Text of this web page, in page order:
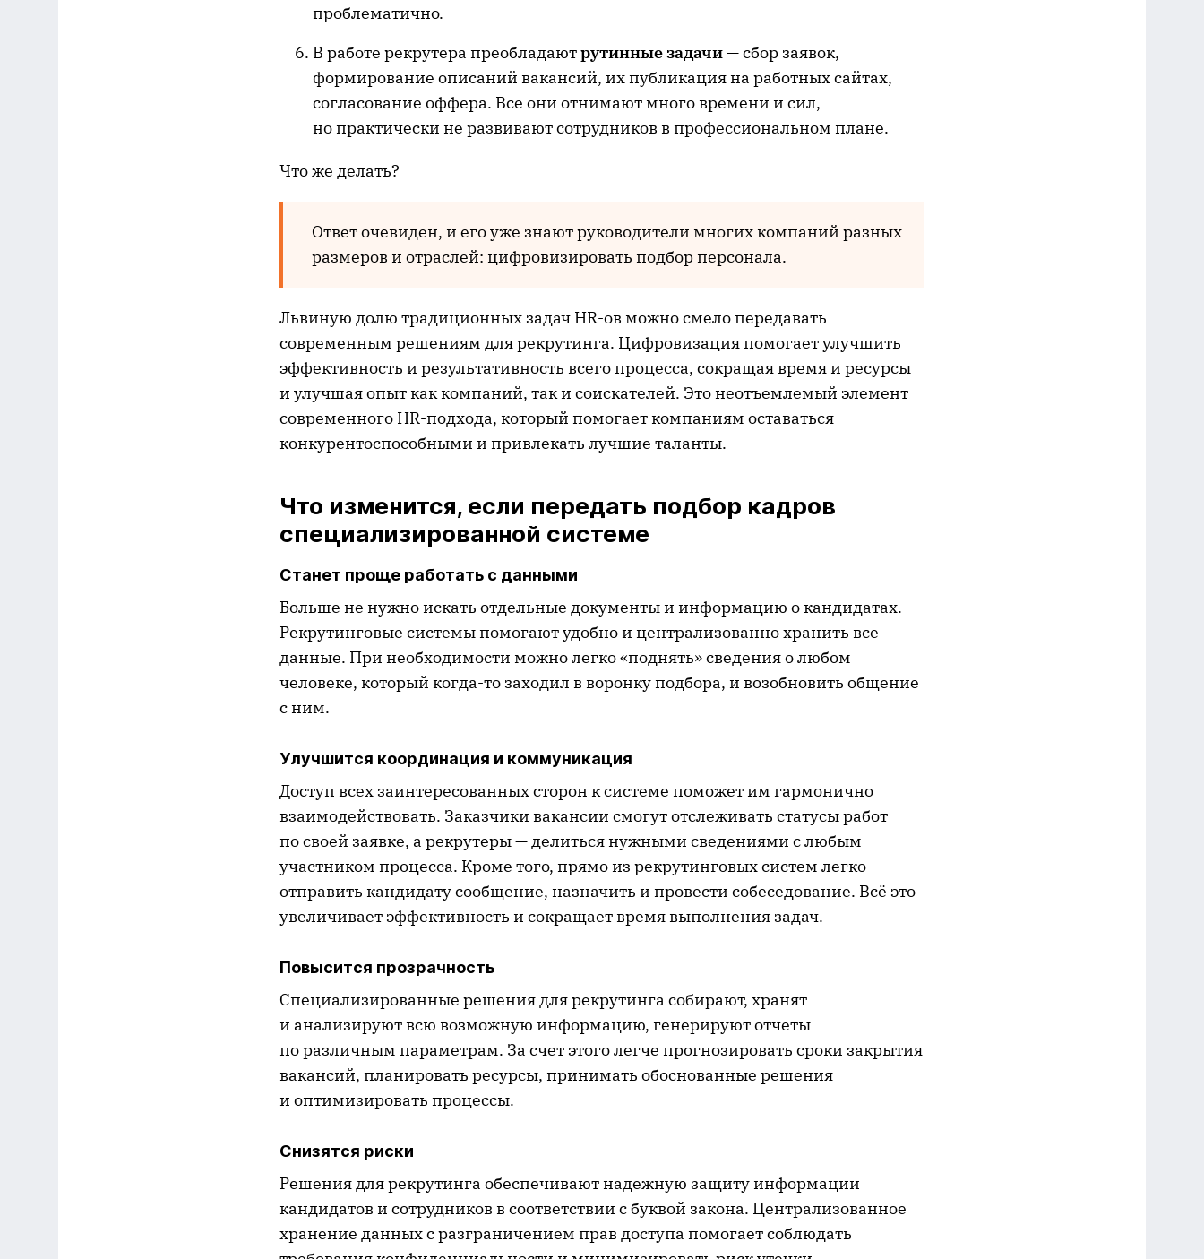
проблематично.
В работе рекрутера преобладаютрутинные задачи— сбор заявок,
формирование описаний вакансий, их публикация на работных сайтах,
согласование оффера. Все они отнимают много времени и сил,
но практически не развивают сотрудников в профессиональном плане.
Что же делать?
Ответ очевиден, и его уже знают руководители многих компаний разных
размеров и отраслей: цифровизировать подбор персонала.
Львиную долю традиционных задач HR-ов можно смело передавать
современным решениям для рекрутинга. Цифровизация помогает улучшить
эффективность и результативность всего процесса, сокращая время и ресурсы
и улучшая опыт как компаний, так и соискателей. Это неотъемлемый элемент
современного HR-подхода, который помогает компаниям оставаться
конкурентоспособными и привлекать лучшие таланты.
Что изменится, если передать подбор кадров
специализированной системе
Станет проще работать с данными
Больше не нужно искать отдельные документы и информацию о кандидатах.
Рекрутинговые системы помогают удобно и централизованно хранить все
данные. При необходимости можно легко «поднять» сведения о любом
человеке, который когда-то заходил в воронку подбора, и возобновить общение
с ним.
Улучшится координация и коммуникация
Доступ всех заинтересованных сторон к системе поможет им гармонично
взаимодействовать. Заказчики вакансии смогут отслеживать статусы работ
по своей заявке, а рекрутеры — делиться нужными сведениями с любым
участником процесса. Кроме того, прямо из рекрутинговых систем легко
отправить кандидату сообщение, назначить и провести собеседование. Всё это
увеличивает эффективность и сокращает время выполнения задач.
Повысится прозрачность
Специализированные решения для рекрутинга собирают, хранят
и анализируют всю возможную информацию, генерируют отчеты
по различным параметрам. За счет этого легче прогнозировать сроки закрытия
вакансий, планировать ресурсы, принимать обоснованные решения
и оптимизировать процессы.
Снизятся риски
Решения для рекрутинга обеспечивают надежную защиту информации
кандидатов и сотрудников в соответствии с буквой закона. Централизованное
хранение данных с разграничением прав доступа помогает соблюдать